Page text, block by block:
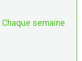
Chaque semaine